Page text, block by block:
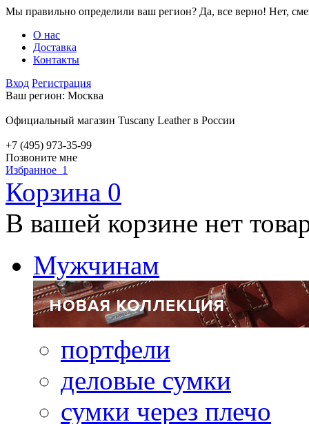
Мы правильно определили ваш регион? Да, все верно! Нет,
О нас
Доставка
Контакты
Вход Регистрация
Ваш регион: Москва
Официальный магазин Tuscany Leather в России
+7 (495) 973-35-99
Позвоните мне
Избранное 1
Корзина 0
В вашей корзине нет
Мужчинам
портфели
деловые сумки
сумки через плечо